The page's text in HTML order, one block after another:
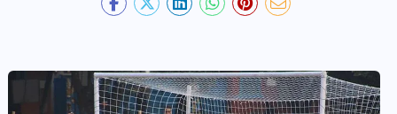
खबर
पोष्ट